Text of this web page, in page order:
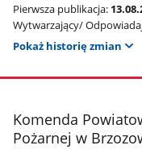
Pierwsza publikacja:
Wytwarzający/
Pokaż historię zmian
stopka
Komenda
Pożarnej w